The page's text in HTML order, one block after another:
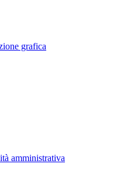
grafica
amministrativa